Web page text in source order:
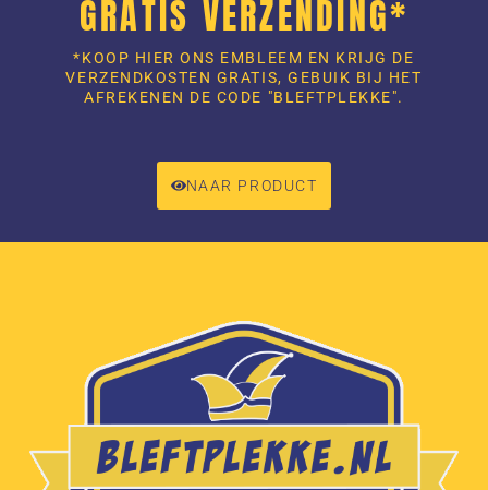
GRATIS VERZENDING*
*KOOP HIER ONS EMBLEEM EN KRIJG DE
VERZENDKOSTEN GRATIS, GEBUIK BIJ HET
AFREKENEN DE CODE "BLEFTPLEKKE".
NAAR PRODUCT